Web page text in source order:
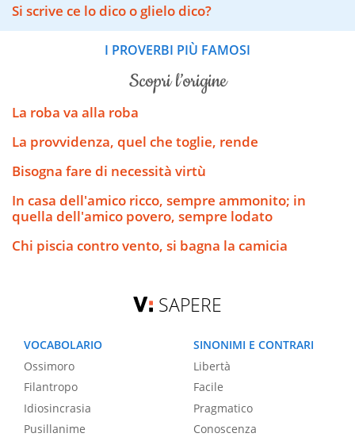
Si scrive ce lo dico o glielo dico?
I PROVERBI PIÙ FAMOSI
scopri l’origine
La roba va alla roba
La provvidenza, quel che toglie, rende
Bisogna fare di necessità virtù
In casa dell'amico ricco, sempre ammonito; in
quella dell'amico povero, sempre lodato
Chi piscia contro vento, si bagna la camicia
SAPERE
VOCABOLARIO
Ossimoro
Filantropo
Idiosincrasia
Pusillanime
SINONIMI E CONTRARI
Libertà
Facile
Pragmatico
Conoscenza